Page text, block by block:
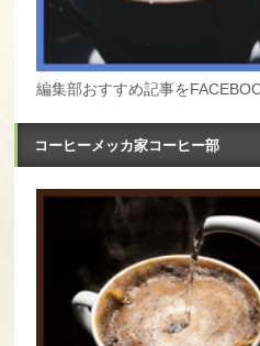
編集部おすすめ記事を
コーヒーメッカ家コーヒー部